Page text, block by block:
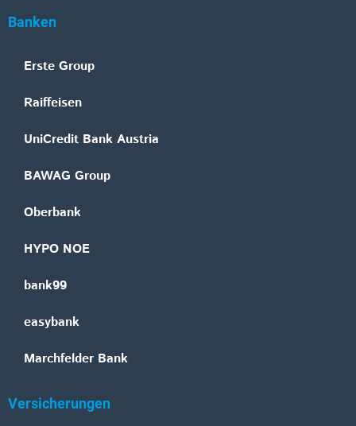
Banken
Erste Group
Raiffeisen
UniCredit Bank Austria
BAWAG Group
Oberbank
HYPO NOE
bank99
easybank
Marchfelder Bank
Versicherungen